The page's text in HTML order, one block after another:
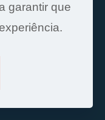
garantir que